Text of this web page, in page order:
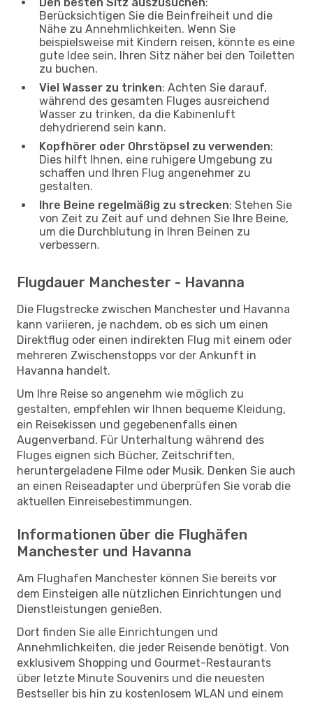
Berücksichtigen Sie die Beinfreiheit und die
Nähe zu Annehmlichkeiten. Wenn Sie
beispielsweise mit Kindern reisen, könnte es eine
gute Idee sein, Ihren Sitz näher bei den Toiletten
zu buchen.
Viel Wasser zu trinken: Achten Sie darauf,
während des gesamten Fluges ausreichend
Wasser zu trinken, da die Kabinenluft
dehydrierend sein kann.
Kopfhörer oder Ohrstöpsel zu verwenden:
Dies hilft Ihnen, eine ruhigere Umgebung zu
schaffen und Ihren Flug angenehmer zu
gestalten.
Ihre Beine regelmäßig zu strecken: Stehen Sie
von Zeit zu Zeit auf und dehnen Sie Ihre Beine,
um die Durchblutung in Ihren Beinen zu
verbessern.
Flugdauer Manchester - Havanna
Die Flugstrecke zwischen Manchester und Havanna
kann variieren, je nachdem, ob es sich um einen
Direktflug oder einen indirekten Flug mit einem oder
mehreren Zwischenstopps vor der Ankunft in
Havanna handelt.
Um Ihre Reise so angenehm wie möglich zu
gestalten, empfehlen wir Ihnen bequeme Kleidung,
ein Reisekissen und gegebenenfalls einen
Augenverband. Für Unterhaltung während des
Fluges eignen sich Bücher, Zeitschriften,
heruntergeladene Filme oder Musik. Denken Sie auch
an einen Reiseadapter und überprüfen Sie vorab die
aktuellen Einreisebestimmungen.
Informationen über die Flughäfen
Manchester und Havanna
Am Flughafen Manchester können Sie bereits vor
dem Einsteigen alle nützlichen Einrichtungen und
Dienstleistungen genießen.
Dort finden Sie alle Einrichtungen und
Annehmlichkeiten, die jeder Reisende benötigt. Von
exklusivem Shopping und Gourmet-Restaurants
über letzte Minute Souvenirs und die neuesten
Bestseller bis hin zu kostenlosem WLAN und einem